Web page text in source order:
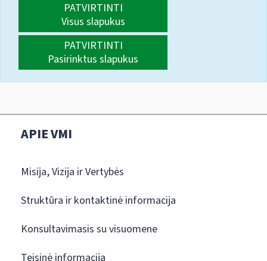
PATVIRTINTI
Visus slapukus
PATVIRTINTI
Pasirinktus slapukus
APIE VMI
Misija, Vizija ir Vertybės
Struktūra ir kontaktinė informacija
Konsultavimasis su visuomene
Teisinė informacija